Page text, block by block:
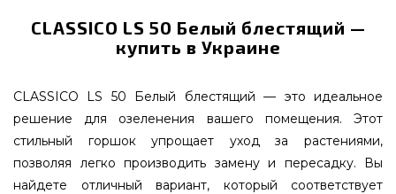
CLASSICO LS 50 Белый блестящий —
купить в Украине
CLASSICO LS 50 Белый блестящий — это идеальное
решение для озеленения вашего помещения. Этот
стильный горшок упрощает уход за растениями,
позволяя легко производить замену и пересадку. Вы
найдете отличный вариант, который соответствует